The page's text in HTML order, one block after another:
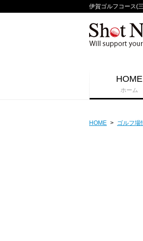
伊賀ゴルフコース(
HOME
ホーム
HOME > ゴルフ場